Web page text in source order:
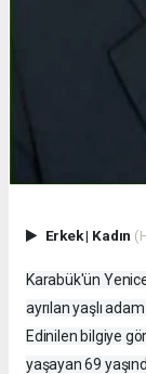
Erkek| Kadın
Karabük'ün
ayrılan yaşlı
Edinilen bilgiye
yaşayan 69